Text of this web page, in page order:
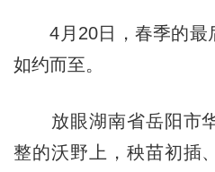
4月20日，春季的最
如约而至。
放眼湖南省岳阳市华
整的沃野上，秧苗初插